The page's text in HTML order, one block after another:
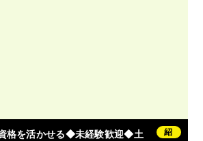
格を活かせる◆未経験歓迎◆土
紹